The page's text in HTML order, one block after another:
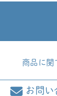
商品に関
お問い